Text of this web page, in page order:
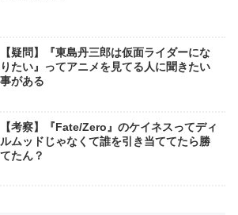
【疑問】『東島丹三郎は仮面ライダーにな
りたい』ってアニメを見てる人に聞きたい
事がある
【考察】『Fate/Zero』のケイネスってディ
ルムッドじゃなくて誰を引き当ててたら勝
てたん？